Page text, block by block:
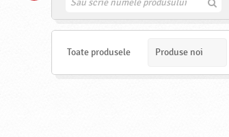
G
e
Toate produsele Produse noi